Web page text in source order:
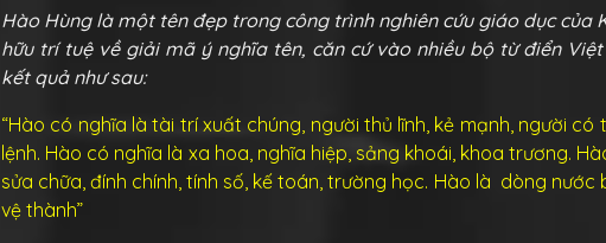
Hào Hùng là một tên đẹp trong công trình nghiên cứu giáo dục của
hữu trí tuệ về giải mã ý nghĩa tên, căn cứ vào nhiều bộ từ điển
kết quả như sau:
“Hào có nghĩa là tài trí xuất chúng, người thủ lĩnh, kẻ mạnh, người có
lệnh. Hào có nghĩa là xa hoa, nghĩa hiệp, sảng khoái, khoa trương.
sửa chữa, đính chính, tính số, kế toán, trường học. Hào là dòng
vệ thành”